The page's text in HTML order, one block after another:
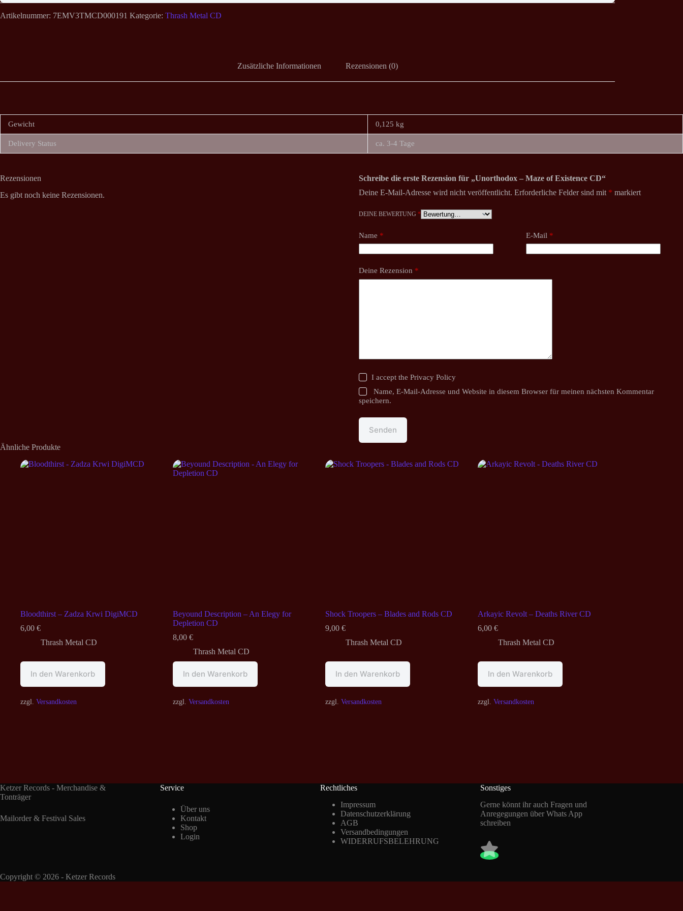
Artikelnummer: 7EMV3TMCD000191 Kategorie: Thrash Metal CD
Zusätzliche Informationen Rezensionen (0)
Gewicht 0,125 kg
Delivery Status ca. 3-4 Tage
Rezensionen
Es gibt noch keine Rezensionen.
Schreibe die erste Rezension für „Unorthodox – Maze of Existence CD“
Deine E-Mail-Adresse wird nicht veröffentlicht. Erforderliche Felder sind mit * markiert
DEINE BEWERTUNG *
Name * E-Mail *
Deine Rezension *
I accept the Privacy Policy
Name, E-Mail-Adresse und Website in diesem Browser für meinen nächsten Kommentar
speichern.
Senden
Ähnliche Produkte
Bloodthirst – Zadza Krwi DigiMCD
6,00 €
Thrash Metal CD
In den Warenkorb
zzgl. Versandkosten
Beyound Description – An Elegy for
Depletion CD
8,00 €
Thrash Metal CD
In den Warenkorb
zzgl. Versandkosten
Shock Troopers – Blades and Rods CD
9,00 €
Thrash Metal CD
In den Warenkorb
zzgl. Versandkosten
Arkayic Revolt – Deaths River CD
6,00 €
Thrash Metal CD
In den Warenkorb
zzgl. Versandkosten
Ketzer Records - Merchandise &
Tonträger
Mailorder & Festival Sales
Service
Über uns
Kontakt
Shop
Login
Rechtliches
Impressum
Datenschutzerklärung
AGB
Versandbedingungen
WIDERRUFSBELEHRUNG
Sonstiges
Gerne könnt ihr auch Fragen und
Anregegungen über Whats App
schreiben
Copyright © 2026 - Ketzer Records